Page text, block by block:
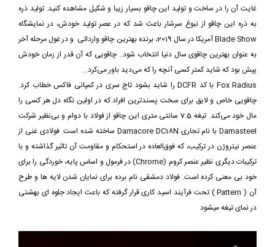
غایت آن را در ساخت و تولید این چاقو بسیار زیبا و شکیل مشاهده کنید. تولید ذره
به ذره این چاقو از نبوغ سرشار باعث شد که در عصر تولید خودش، در نمایشگاه
Blade Show آمریکا در سال 2019، برنده بهترین چاقو وارداتی و در غول مرحله آخر
به عنوان بهترین چاقوی سال دنیا انتخاب شود.. چاقویی که آن قدر از زمان خودش
پیش بود که شاید کمتر کسی آنچه را که می‌دید باور می‌کرد...
Fox Radius با کد DCFR را شاید بشود تاج سری در کمپانی فاکس خطاب کرد.
چاقویی خاص و لایق برای سخت پسندترین افراد که در اولین نگاه دل هر کسی را
مال خود می‌کند. تیغه 7.5 سانتی متری این چاقو از فولاد با دوام و بی‌نظیر شرکت
Damasteel با نام تجاری Damacore DC18N ساخته شده است. فولادی غنی از
عنصر نیتروژن در ترکیب، که فوق‌العاده در استحکام و مقاومت آن تاثیر گذاشته و با
ترکیبات دیگری نظیر عنصر کروم (Chrome) در فرمول و اساس پایه، خوردگی را برای
خود بی معنی کرده است. فولاد دمشقی نام برده برای نمایان شدن لایه ها و طرح
آن ( Pattern ) تحت فرآیند اسید کاری قرار گرفته که باعث ایجاد جلوه ای بهشتی
در نمای تیغه میشود